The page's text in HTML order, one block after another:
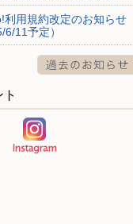
利用規約改定のお知らせ
6/11予定）